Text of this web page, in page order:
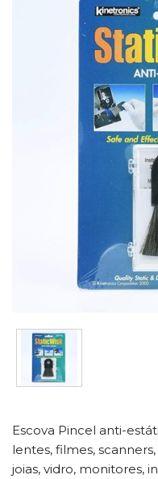
Escova Pincel anti-
lentes, filmes,
joias, vidro, monitores,